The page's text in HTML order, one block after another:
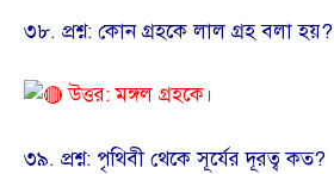
​৩৮. প্রশ্ন: কোন গ্রহকে লাল গ্রহ বলা হয়?
উত্তর: মঙ্গল গ্রহকে।
​৩৯. প্রশ্ন: পৃথিবী থেকে সূর্যের দূরত্ব কত?